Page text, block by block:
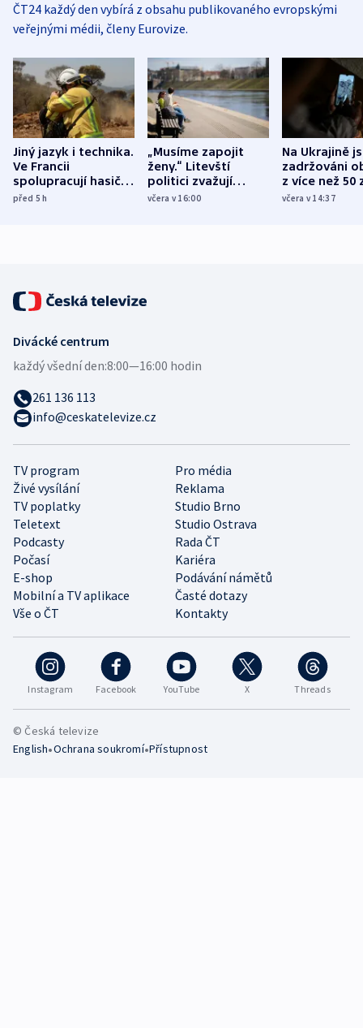
ČT24 každý den vybírá z obsahu publikovaného evropskými
veřejnými médii, členy Eurovize.
Jiný jazyk i technika.
Ve Francii
spolupracují hasiči z
různých zemí
před 5h
„Musíme zapojit
ženy.“ Litevští
politici zvažují
dohodu o
včera v 16:00
Na Ukrajině
zadržováni
z více než 50
Bojovali na
včera v 14:37
Instagram Facebook YouTube X Threads
TV program
Pro média
Živé vysílání
Reklama
TV poplatky
Studio Brno
Teletext
Studio Ostrava
Podcasty
Rada ČT
Počasí
Kariéra
E-shop
Podávání námětů
Mobilní a TV aplikace
Časté dotazy
Vše o ČT
Kontakty
Divácké centrum
každý všední den:8:00—16:00 hodin
261 136 113
info@ceskatelevize.cz
© Česká televize
English•Ochrana soukromí•Přístupnost